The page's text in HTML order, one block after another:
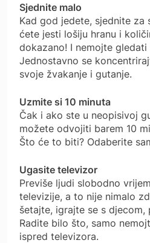
Sjednite malo
Kad god jedete, sjednite za
ćete jesti lošiju hranu i
dokazano! I nemojte
Jednostavno se
svoje žvakanje i gutanje.
Uzmite si 10 minuta
Čak i ako ste u neopisivoj
možete odvojiti barem 10
Što će to biti? Odaberite
Ugasite televizor
Previše ljudi slobodno
televizije, a to nije nimalo
šetajte, igrajte se s
Radite bilo što, samo
ispred televizora.